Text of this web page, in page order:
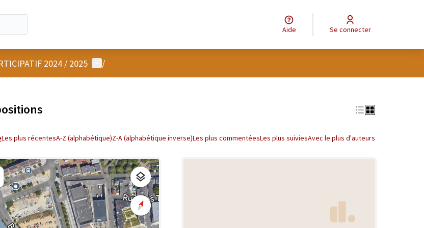
Aide Se connecter
2024 / 2025 Menu utilisateur
/
Les plus récentesA-Z (alphabétique)Z-A (alphabétique inverse)Les plus commentéesLes plus suiviesAvec le plus d'auteurs